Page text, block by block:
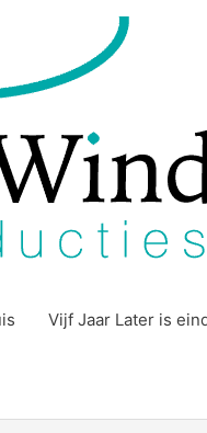
Vijf Jaar Later is